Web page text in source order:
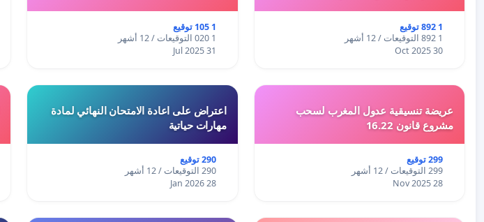
1 892 توقيع
1 892 التوقيعات / 12 أشهر
30 Oct 2025
1 105 توقيع
1 020 التوقيعات / 12 أشهر
31 Jul 2025
عريضة تنسيقية عدول المغرب لسحب
مشروع قانون 16.22
299 توقيع
299 التوقيعات / 12 أشهر
28 Nov 2025
اعتراض على اعادة الامتحان النهائي لمادة
مهارات حياتية
290 توقيع
290 التوقيعات / 12 أشهر
28 Jan 2026